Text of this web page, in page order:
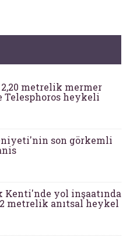
metrelik mermer
Telesphoros heykeli
son görkemli
Kenti'nde yol inşaatında
metrelik anıtsal heykel